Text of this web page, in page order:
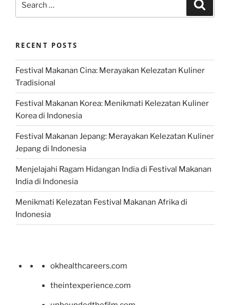
RECENT POSTS
Festival Makanan Cina: Merayakan Kelezatan Kuliner
Tradisional
Festival Makanan Korea: Menikmati Kelezatan Kuliner
Korea di Indonesia
Festival Makanan Jepang: Merayakan Kelezatan Kuliner
Jepang di Indonesia
Menjelajahi Ragam Hidangan India di Festival Makanan
India di Indonesia
Menikmati Kelezatan Festival Makanan Afrika di
Indonesia
okhealthcareers.com
theintexperience.com